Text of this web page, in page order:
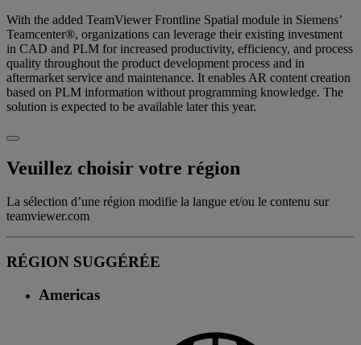
With the added TeamViewer Frontline Spatial module in Siemens’
Teamcenter®, organizations can leverage their existing investment
in CAD and PLM for increased productivity, efficiency, and process
quality throughout the product development process and in
aftermarket service and maintenance. It enables AR content creation
based on PLM information without programming knowledge. The
solution is expected to be available later this year.
Veuillez choisir votre région
La sélection d’une région modifie la langue et/ou le contenu sur
teamviewer.com
RÉGION SUGGÉRÉE
Americas